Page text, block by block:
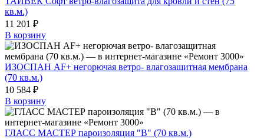
кв.м.)
11 201 ₽
В корзину
ИЗОСПАН AF+ негорючая ветро- влагозащитная мембрана
(70 кв.м.)
10 584 ₽
В корзину
ГЛАСС МАСТЕР пароизоляция "B" (70 кв.м.)